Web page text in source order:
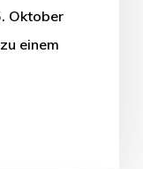
Oktober
einem